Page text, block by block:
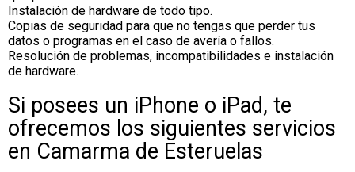
Instalación de hardware de todo tipo.
Copias de seguridad para que no tengas que perder tus
datos o programas en el caso de avería o fallos.
Resolución de problemas, incompatibilidades e instalación
de hardware.
Si posees un iPhone o iPad, te
ofrecemos los siguientes servicios
en Camarma de Esteruelas